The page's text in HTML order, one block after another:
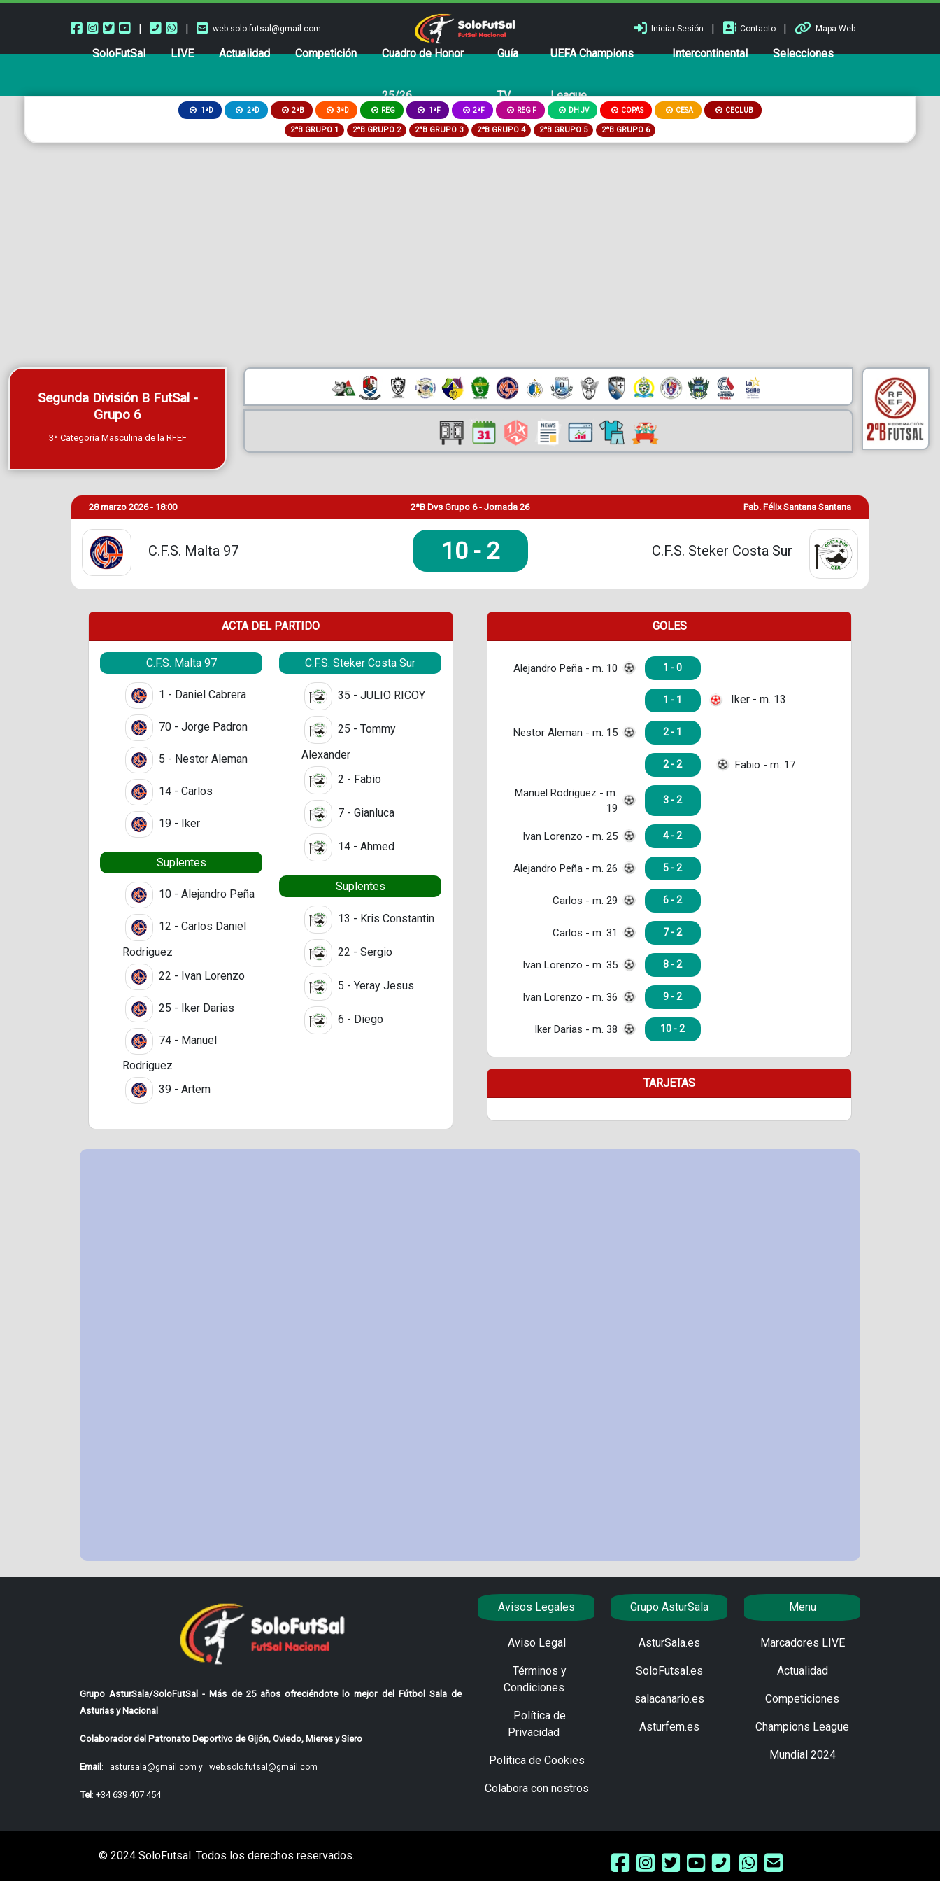
| | web.solo.futsal@gmail.com Iniciar Sesión | Contacto | Mapa Web
SoloFutSal LIVE Actualidad Competición Cuadro de Honor
25/26
Guía
TV
UEFA Champions
League
Intercontinental Selecciones
1ªD 2ªD 2ªB 3ªD REG 1ªF 2ªF REG F DH JV COPAS CESA CECLUB
2ªB GRUPO 1 2ªB GRUPO 2 2ªB GRUPO 3 2ªB GRUPO 4 2ªB GRUPO 5 2ªB GRUPO 6
Segunda División B FutSal -
Grupo 6
3ª Categoría Masculina de la RFEF
28 marzo 2026 - 18:00 2ªB Dvs Grupo 6 - Jornada 26 Pab. Félix Santana Santana
C.F.S. Malta 97 10- 2 C.F.S. Steker Costa Sur
ACTA DEL PARTIDO
C.F.S. Malta 97
1 - Daniel Cabrera
70 - Jorge Padron
5 - Nestor Aleman
14 - Carlos
19 - Iker
Suplentes
10 - Alejandro Peña
12 - Carlos Daniel
Rodriguez
22 - Ivan Lorenzo
25 - Iker Darias
74 - Manuel
Rodriguez
39 - Artem
C.F.S. Steker Costa Sur
35 - JULIO RICOY
25 - Tommy
Alexander
2 - Fabio
7 - Gianluca
14 - Ahmed
Suplentes
13 - Kris Constantin
22 - Sergio
5 - Yeray Jesus
6 - Diego
GOLES
Alejandro Peña - m. 10 1 - 0
1 - 1 Iker - m. 13
Nestor Aleman - m. 15 2 - 1
2 - 2 Fabio - m. 17
Manuel Rodriguez - m.
19
3 - 2
Ivan Lorenzo - m. 25 4 - 2
Alejandro Peña - m. 26 5 - 2
Carlos - m. 29 6 - 2
Carlos - m. 31 7 - 2
Ivan Lorenzo - m. 35 8 - 2
Ivan Lorenzo - m. 36 9 - 2
Iker Darias - m. 38 10 - 2
TARJETAS
Grupo AsturSala/SoloFutSal - Más de 25 años ofreciéndote lo mejor del Fútbol Sala de
Asturias y Nacional
Colaborador del Patronato Deportivo de Gijón, Oviedo, Mieres y Siero
Email: astursala@gmail.com y web.solo.futsal@gmail.com
Tel: +34 639 407 454
Avisos Legales
Aviso Legal
Términos y
Condiciones
Política de
Privacidad
Política de Cookies
Colabora con nostros
Grupo AsturSala
AsturSala.es
SoloFutsal.es
salacanario.es
Asturfem.es
Menu
Marcadores LIVE
Actualidad
Competiciones
Champions League
Mundial 2024
© 2024 SoloFutsal. Todos los derechos reservados.